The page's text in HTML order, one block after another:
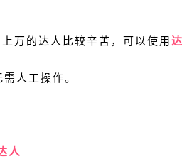
万的达人比较辛苦，可以使用
人工操作。
人